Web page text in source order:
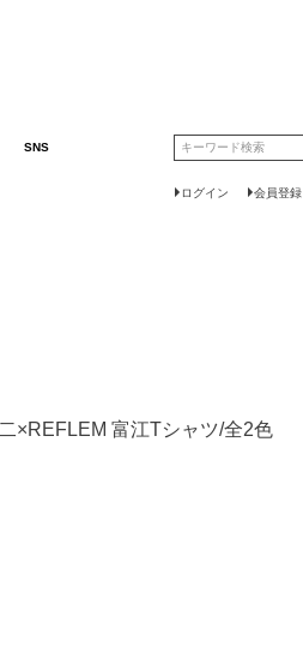
SNS
ログイン
会員登録
×REFLEM 富江Tシャツ/全2色